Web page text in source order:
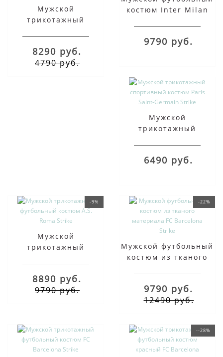
Мужской
трикотажный
8290 руб.
4790 руб.
костюм Inter Milan
9790 руб.
Мужской
трикотажный
Strike
6490 руб.
-9%
Мужской
трикотажный
8890 руб.
9790 руб.
-22%
Мужской футбольный
костюм из тканого
9790 руб.
12490 руб.
--28%